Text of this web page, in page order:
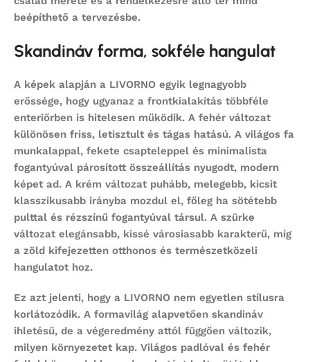
beépíthető a tervezésbe.
Skandináv forma, sokféle hangulat
A képek alapján a LIVORNO egyik legnagyobb
erőssége, hogy ugyanaz a frontkialakítás többféle
enteriőrben is hitelesen működik. A fehér változat
különösen friss, letisztult és tágas hatású. A világos fa
munkalappal, fekete csapteleppel és minimalista
fogantyúval párosított összeállítás nyugodt, modern
képet ad. A krém változat puhább, melegebb, kicsit
klasszikusabb irányba mozdul el, főleg ha sötétebb
pulttal és rézszínű fogantyúval társul. A szürke
változat elegánsabb, kissé városiasabb karakterű, míg
a zöld kifejezetten otthonos és természetközeli
hangulatot hoz.
Ez azt jelenti, hogy a LIVORNO nem egyetlen stílusra
korlátozódik. A formavilág alapvetően skandináv
ihletésű, de a végeredmény attól függően változik,
milyen környezetet kap. Világos padlóval és fehér